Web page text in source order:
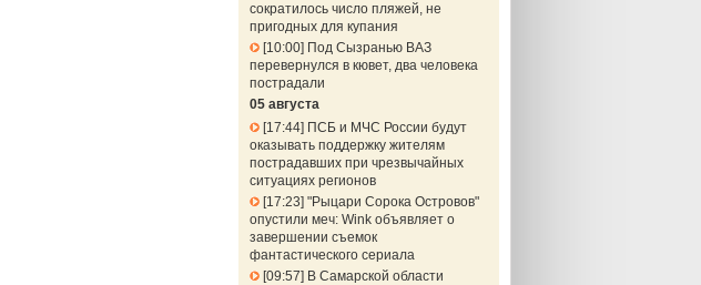
сократилось число пляжей, не
пригодных для купания
10:00 Под Сызранью ВАЗ
перевернулся в кювет, два человека
пострадали
05 августа
17:44 ПСБ и МЧС России будут
оказывать поддержку жителям
пострадавших при чрезвычайных
ситуациях регионов
17:23 "Рыцари Сорока Островов"
опустили меч: Wink объявляет о
завершении съемок
фантастического сериала
09:57
В Самарской области